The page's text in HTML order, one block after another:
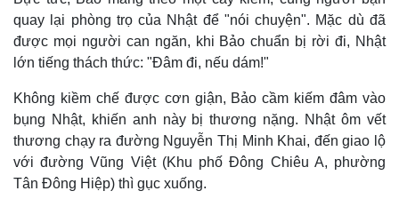
quay lại phòng trọ của Nhật để "nói chuyện". Mặc dù đã
được mọi người can ngăn, khi Bảo chuẩn bị rời đi, Nhật
lớn tiếng thách thức: "Đâm đi, nếu dám!"
Không kiềm chế được cơn giận, Bảo cầm kiếm đâm vào
bụng Nhật, khiến anh này bị thương nặng. Nhật ôm vết
thương chạy ra đường Nguyễn Thị Minh Khai, đến giao lộ
với đường Vũng Việt (Khu phố Đông Chiêu A, phường
Tân Đông Hiệp) thì gục xuống.